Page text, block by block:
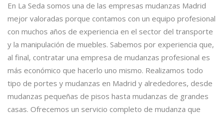
En La Seda somos una de las empresas mudanzas Madrid
mejor valoradas porque contamos con un equipo profesional
con muchos años de experiencia en el sector del transporte
y la manipulación de muebles. Sabemos por experiencia que,
al final, contratar una empresa de mudanzas profesional es
más económico que hacerlo uno mismo. Realizamos todo
tipo de portes y mudanzas en Madrid y alrededores, desde
mudanzas pequeñas de pisos hasta mudanzas de grandes
casas. Ofrecemos un servicio completo de mudanza que